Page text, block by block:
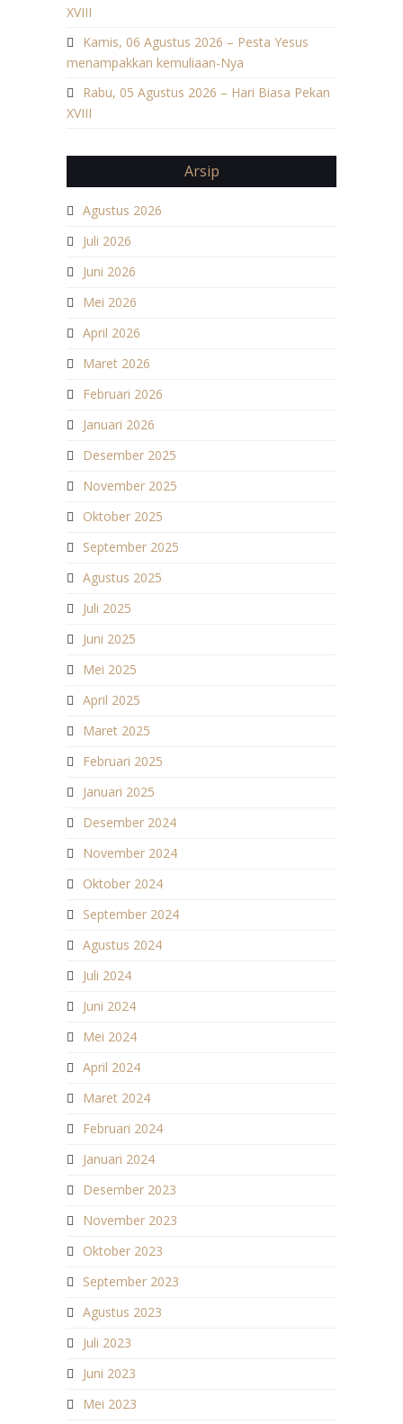
XVIII
Kamis, 06 Agustus 2026 – Pesta Yesus
menampakkan kemuliaan-Nya
Rabu, 05 Agustus 2026 – Hari Biasa Pekan
XVIII
Arsip
Agustus 2026
Juli 2026
Juni 2026
Mei 2026
April 2026
Maret 2026
Februari 2026
Januari 2026
Desember 2025
November 2025
Oktober 2025
September 2025
Agustus 2025
Juli 2025
Juni 2025
Mei 2025
April 2025
Maret 2025
Februari 2025
Januari 2025
Desember 2024
November 2024
Oktober 2024
September 2024
Agustus 2024
Juli 2024
Juni 2024
Mei 2024
April 2024
Maret 2024
Februari 2024
Januari 2024
Desember 2023
November 2023
Oktober 2023
September 2023
Agustus 2023
Juli 2023
Juni 2023
Mei 2023